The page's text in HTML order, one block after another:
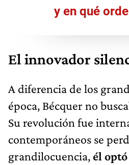
y en qué
El innovador
A diferencia de los
época, Bécquer no
Su revolución fue
contemporáneos se
grandilocuencia, él